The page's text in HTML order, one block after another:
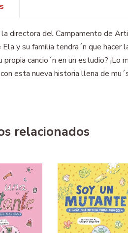
la directora del Campamento de
y su familia tendra´n que hacer
propia cancio´n en un estudio?
esta nueva historia llena de
relacionados